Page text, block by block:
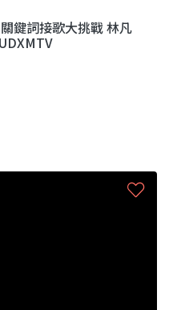
鍵詞接歌大挑戰 林凡